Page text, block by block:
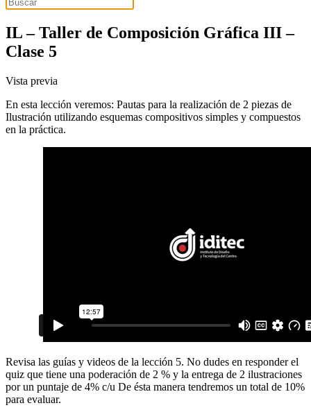
IL – Taller de Composición Gráfica III –
Clase 5
Vista previa
En esta lección veremos: Pautas para la realización de 2 piezas de
Ilustración utilizando esquemas compositivos simples y compuestos
en la práctica.
Revisa las guías y videos de la lección 5. No dudes en responder el
quiz que tiene una poderación de 2 % y la entrega de 2 ilustraciones
por un puntaje de 4% c/u De ésta manera tendremos un total de 10%
para evaluar.